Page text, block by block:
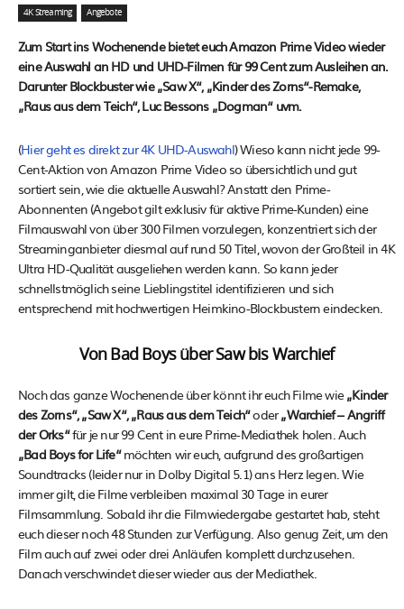
4K Streaming Angebote
Zum Start ins Wochenende bietet euch Amazon Prime Video wieder
eine Auswahl an HD und UHD-Filmen für 99 Cent zum Ausleihen an.
Darunter Blockbuster wie „Saw X“, „Kinder des Zorns“-Remake,
„Raus aus dem Teich“, Luc Bessons „Dogman“ uvm.
(Hier geht es direkt zur 4K UHD-Auswahl) Wieso kann nicht jede 99-
Cent-Aktion von Amazon Prime Video so übersichtlich und gut
sortiert sein, wie die aktuelle Auswahl? Anstatt den Prime-
Abonnenten (Angebot gilt exklusiv für aktive Prime-Kunden) eine
Filmauswahl von über 300 Filmen vorzulegen, konzentriert sich der
Streaminganbieter diesmal auf rund 50 Titel, wovon der Großteil in 4K
Ultra HD-Qualität ausgeliehen werden kann. So kann jeder
schnellstmöglich seine Lieblingstitel identifizieren und sich
entsprechend mit hochwertigen Heimkino-Blockbustern eindecken.
Von Bad Boys über Saw bis Warchief
Noch das ganze Wochenende über könnt ihr euch Filme wie„Kinder
des Zorns“, „Saw X“, „Raus aus dem Teich“oder„Warchief – Angriff
der Orks“für je nur 99 Cent in eure Prime-Mediathek holen. Auch
„Bad Boys for Life“möchten wir euch, aufgrund des großartigen
Soundtracks (leider nur in Dolby Digital 5.1) ans Herz legen. Wie
immer gilt, die Filme verbleiben maximal 30 Tage in eurer
Filmsammlung. Sobald ihr die Filmwiedergabe gestartet hab, steht
euch dieser noch 48 Stunden zur Verfügung. Also genug Zeit, um den
Film auch auf zwei oder drei Anläufen komplett durchzusehen.
Danach verschwindet dieser wieder aus der Mediathek.